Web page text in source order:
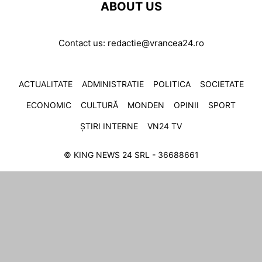
ABOUT US
Contact us: redactie@vrancea24.ro
ACTUALITATE ADMINISTRATIE POLITICA SOCIETATE
ECONOMIC CULTURĂ MONDEN OPINII SPORT
ȘTIRI INTERNE VN24 TV
© KING NEWS 24 SRL - 36688661